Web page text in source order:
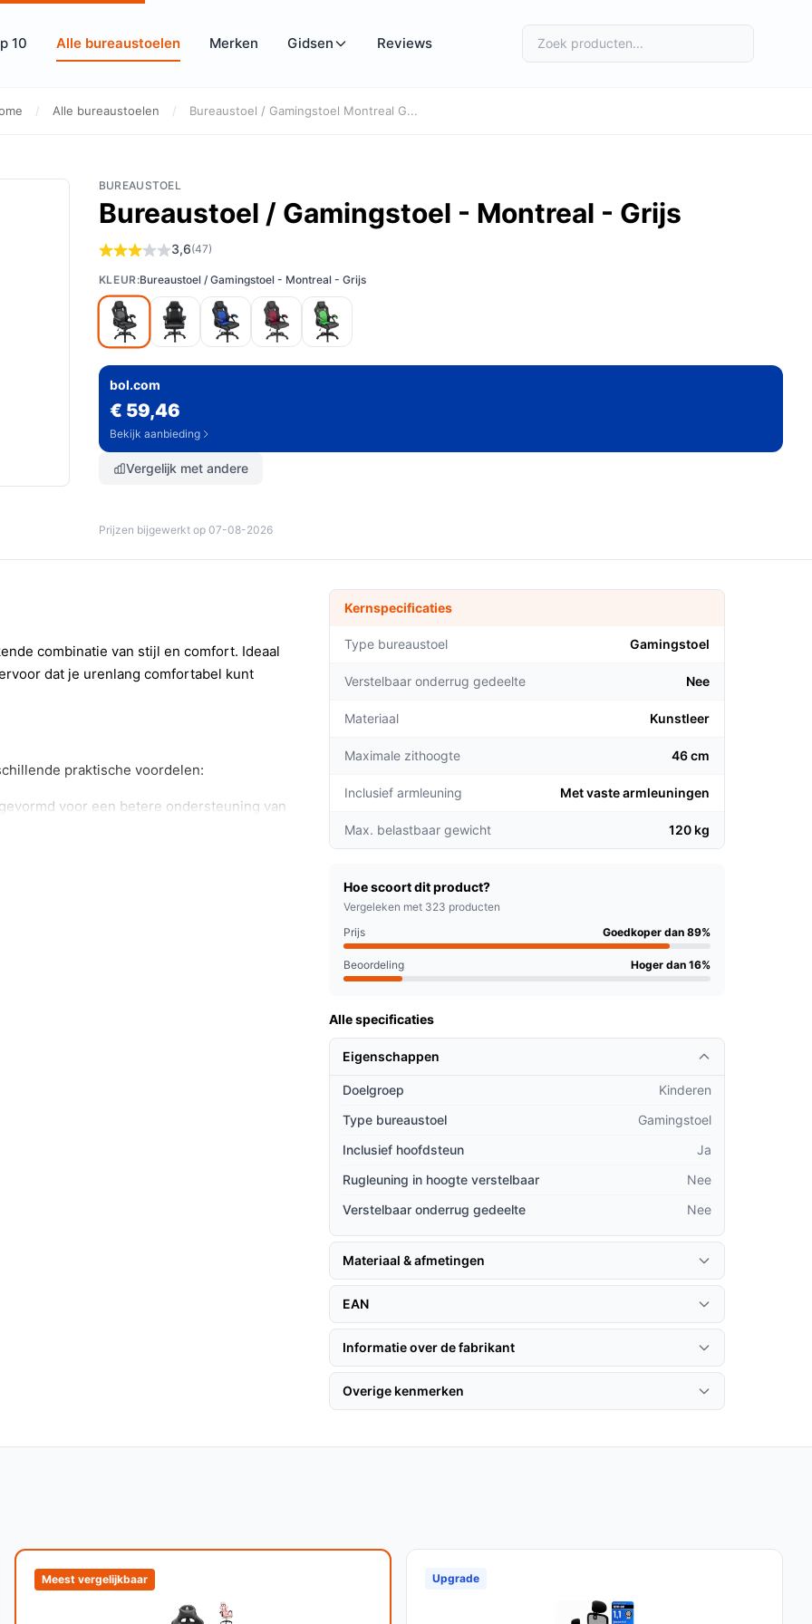
10 Alle bureaustoelen Merken Gidsen Reviews
/ Alle bureaustoelen / Bureaustoel / Gamingstoel Montreal G...
BUREAUSTOEL
Bureaustoel / Gamingstoel - Montreal - Grijs
3,6(47)
KLEUR:Bureaustoel / Gamingstoel - Montreal - Grijs
bol.com
€ 59,46
Bekijk aanbieding
Vergelijk met andere
Prijzen bijgewerkt op 07-08-2026
combinatie van stijl en comfort. Ideaal
dat je urenlang comfortabel kunt
praktische voordelen:
voor een betere ondersteuning van
en gemakkelijk te reinigen is.
Kernspecificaties
Type bureaustoel Gamingstoel
Verstelbaar onderrug gedeelte Nee
Materiaal Kunstleer
Maximale zithoogte 46 cm
Inclusief armleuning Met vaste armleuningen
Max. belastbaar gewicht 120 kg
Hoe scoort dit product?
Vergeleken met 323 producten
Prijs
Goedkoper dan 89%
Beoordeling Hoger dan 16%
Alle specificaties
Eigenschappen
Doelgroep
Kinderen
Type bureaustoel
Gamingstoel
Inclusief hoofdsteun
Ja
Rugleuning in hoogte verstelbaar
Nee
Verstelbaar onderrug gedeelte
Nee
Materiaal & afmetingen
EAN
Informatie over de fabrikant
Overige kenmerken
Meest vergelijkbaar Upgrade